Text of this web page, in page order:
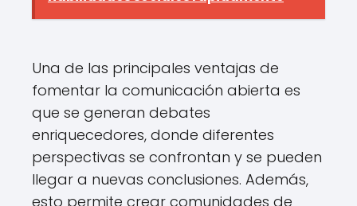
Una de las principales ventajas de
fomentar la comunicación abierta es
que se generan debates
enriquecedores, donde diferentes
perspectivas se confrontan y se pueden
llegar a nuevas conclusiones. Además,
esto permite crear comunidades de